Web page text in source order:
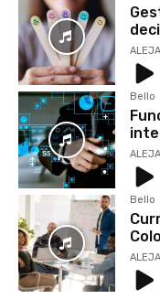
de
audio
Bello
de
audio
Bello
de
audio